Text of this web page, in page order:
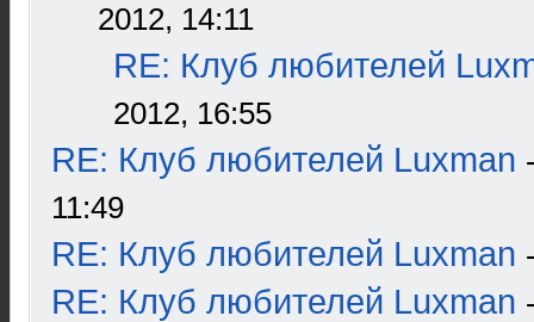
2012, 14:11
RE: Клуб любителей
2012, 16:55
RE: Клуб любителей Luxman
11:49
RE: Клуб любителей Luxman
RE: Клуб любителей Luxman